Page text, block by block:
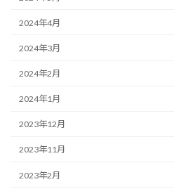
2024年4月
2024年3月
2024年2月
2024年1月
2023年12月
2023年11月
2023年2月